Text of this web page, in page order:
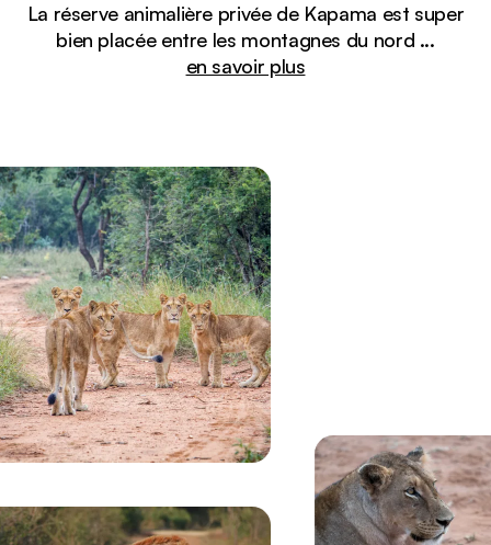
La réserve animalière privée de Kapama est super
bien placée entre les montagnes du nord ...
en savoir plus